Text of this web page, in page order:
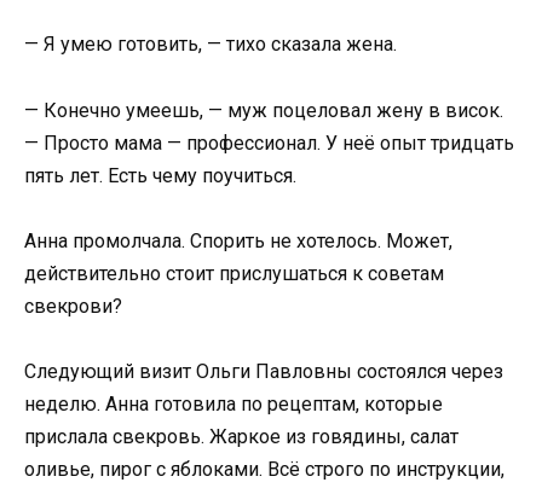
— Я умею готовить, — тихо сказала жена.
— Конечно умеешь, — муж поцеловал жену в висок.
— Просто мама — профессионал. У неё опыт тридцать
пять лет. Есть чему поучиться.
Анна промолчала. Спорить не хотелось. Может,
действительно стоит прислушаться к советам
свекрови?
Следующий визит Ольги Павловны состоялся через
неделю. Анна готовила по рецептам, которые
прислала свекровь. Жаркое из говядины, салат
оливье, пирог с яблоками. Всё строго по инструкции,